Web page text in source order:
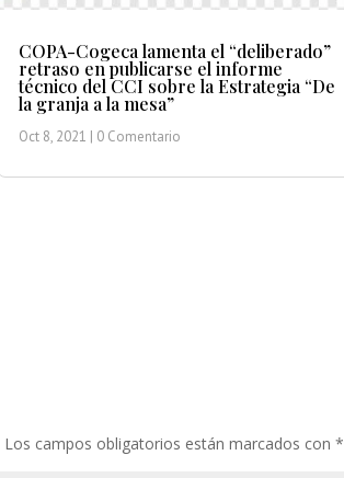
COPA-Cogeca lamenta el “deliberado”
retraso en publicarse el informe
técnico del CCI sobre la Estrategia “De
la granja a la mesa”
Oct 8, 2021 | 0 Comentario
Los campos obligatorios están marcados con*